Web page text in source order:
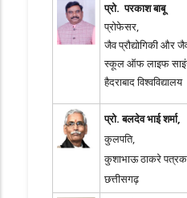
प्रो. परकाश बाबू
प्रोफेसर,
जैव प्रौद्योगिकी और
स्कूल ऑफ लाइफ
हैदराबाद विश्वविद्यालय
प्रो. बलदेव भाई शर्मा,
कुलपति,
कुशाभाऊ ठाकरे
छत्तीसगढ़